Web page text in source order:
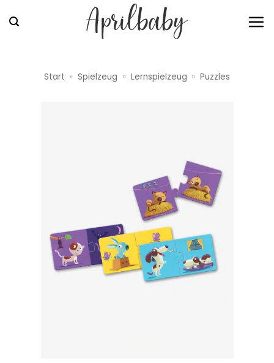
Inhalt
Start » Spielzeug » Lernspielzeug » Puzzles